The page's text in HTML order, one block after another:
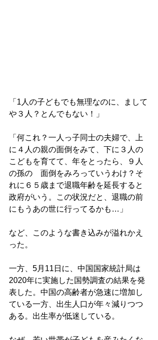
「1人の子どもでも無理なのに、まして
や３人？とんでもない！」
「何これ？一人っ子同士の夫婦で、上
に４人の親の面倒をみて、下に３人の
こどもを育てて、年をとったら、９人
の孫の　面倒をみろっていうわけ？そ
れに６５歳まで退職年齢を延長すると
政府がいう。この状況だと、退職の前
にもうあの世に行ってるかも…」
など、このような書き込みが溢れかえ
った。
一方、5月11日に、中国国家統計局は
2020年に実施した国勢調査の結果を発
表した。中国の高齢者が急速に増加し
ている一方、出生人口が年々減りつつ
ある。出生率が低迷している。